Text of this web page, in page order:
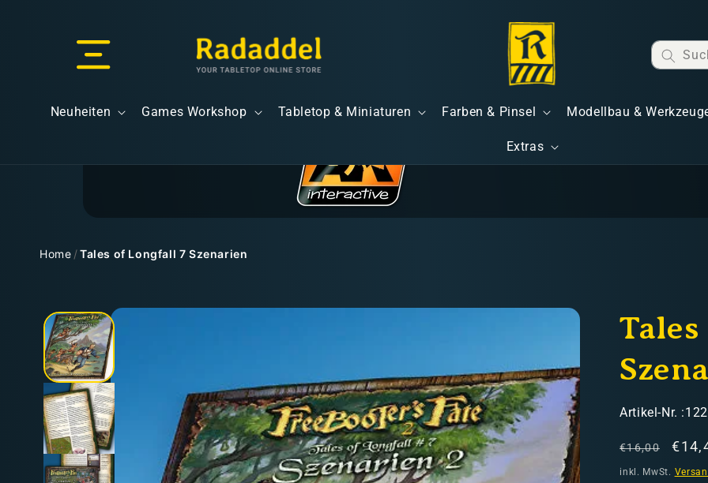
Neuheiten Games Workshop Tabletop & Miniaturen Farben & Pinsel Modellbau &
Extras
Home /Tales of Longfall 7 Szenarien
Zu
Produktinformationen
springen
SKU:
Artikel-Nr.
Normaler
Preis
€16,00
inkl. MwSt.
Kostenloser Versand
Deutschland: ab
Österreich & EU: ab200 €
Schweiz: ab350 €
Nicht-EU: kein kostenloser Versand